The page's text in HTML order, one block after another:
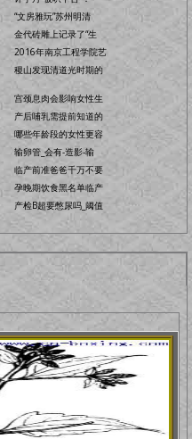
“文房雅玩”苏州明清
金代砖雕上记录了“生
2016年南京工程学院艺
稷山发现清道光时期的
宫颈息肉会影响女性生
产后哺乳需提前知道的
哪些年龄段的女性更容
输卵管_会有-造影-输
临产前准爸爸千万不要
孕晚期饮食黑名单临产
产检B超要憋尿吗_阈值